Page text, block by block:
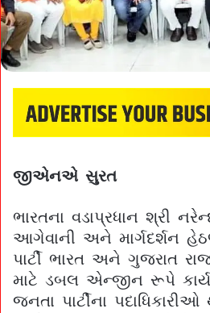
જીએનએ સુરત
ભારતના વડાપ્રધાન શ્રી
આગેવાની અને માર્ગદર્શન
પાર્ટી ભારત અને ગુજરાત
માટે ડબલ એન્જીન રૂપે
જનતા પાર્ટીના